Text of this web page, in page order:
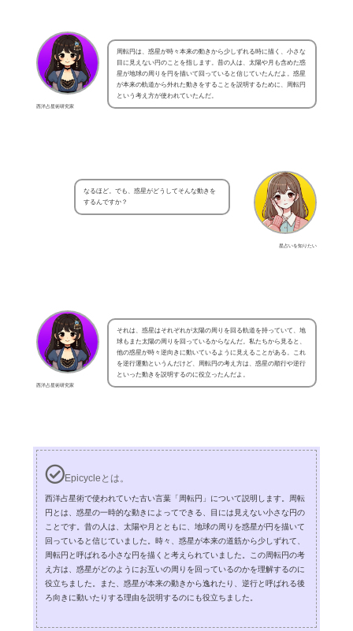
西洋占星術研究家
周転円は、惑星が時々本来の動きから少しずれる時に描く、小さな
目に見えない円のことを指します。昔の人は、太陽や月も含めた惑
星が地球の周りを円を描いて回っていると信じていたんだよ。惑星
が本来の軌道から外れた動きをすることを説明するために、周転円
という考え方が使われていたんだ。
星占いを知りたい
なるほど。でも、惑星がどうしてそんな動きを
するんですか？
西洋占星術研究家
それは、惑星はそれぞれが太陽の周りを回る軌道を持っていて、地
球もまた太陽の周りを回っているからなんだ。私たちから見ると、
他の惑星が時々逆向きに動いているように見えることがある。これ
を逆行運動というんだけど、周転円の考え方は、惑星の順行や逆行
といった動きを説明するのに役立ったんだよ。
Epicycleとは。
西洋占星術で使われていた古い言葉「周転円」について説明します。周転
円とは、惑星の一時的な動きによってできる、目には見えない小さな円の
ことです。昔の人は、太陽や月とともに、地球の周りを惑星が円を描いて
回っていると信じていました。時々、惑星が本来の道筋から少しずれて、
周転円と呼ばれる小さな円を描くと考えられていました。この周転円の考
え方は、惑星がどのようにお互いの周りを回っているのかを理解するのに
役立ちました。また、惑星が本来の動きから逸れたり、逆行と呼ばれる後
ろ向きに動いたりする理由を説明するのにも役立ちました。